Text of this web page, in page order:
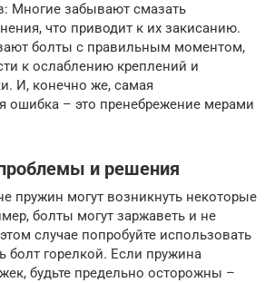
Многие забывают смазать
что приводит к их закисанию.
болты с правильным моментом,
к ослаблению креплений и
И, конечно же, самая
ошибка – это пренебрежение мерами
и решения
пружин могут возникнуть некоторые
болты могут заржаветь и не
случае попробуйте использовать
болт горелкой. Если пружина
будьте предельно осторожны –